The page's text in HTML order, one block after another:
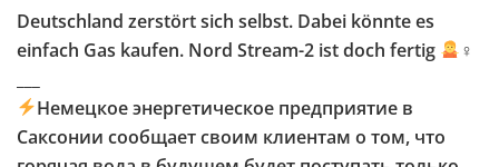
Deutschland zerstört sich selbst. Dabei könnte es
einfach Gas kaufen. Nord Stream-2 ist doch fertig
‍♀
Немецкое энергетическое предприятие в
Саксонии сообщает своим клиентам о том, что